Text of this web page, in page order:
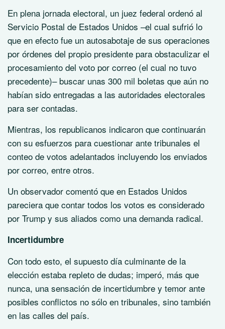
En plena jornada electoral, un juez federal ordenó al
Servicio Postal de Estados Unidos –el cual sufrió lo
que en efecto fue un autosabotaje de sus operaciones
por órdenes del propio presidente para obstaculizar el
procesamiento del voto por correo (el cual no tuvo
precedente)– buscar unas 300 mil boletas que aún no
habían sido entregadas a las autoridades electorales
para ser contadas.
Mientras, los republicanos indicaron que continuarán
con su esfuerzos para cuestionar ante tribunales el
conteo de votos adelantados incluyendo los enviados
por correo, entre otros.
Un observador comentó que en Estados Unidos
pareciera que contar todos los votos es considerado
por Trump y sus aliados como una demanda radical.
Incertidumbre
Con todo esto, el supuesto día culminante de la
elección estaba repleto de dudas; imperó, más que
nunca, una sensación de incertidumbre y temor ante
posibles conflictos no sólo en tribunales, sino también
en las calles del país.